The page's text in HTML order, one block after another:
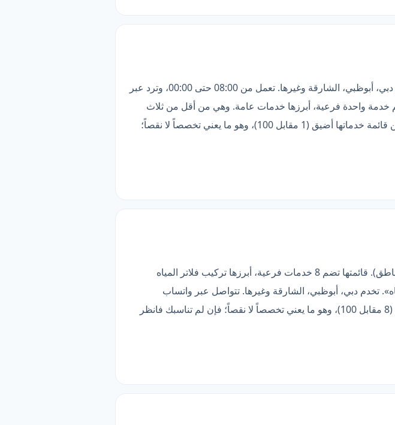
تتميّز «المحترف للصيانة» بأوسع تغطية في هذه المقارنة (8 مناطق). تخدم دبي، أبوظبي، الشارقة وغيرها. تعمل من 08:00 حتى 00:00، وترد عبر
خدمة واحدة فرعية، أبرزها خدمات عامة. وهي من أقل من ثلاث
شركات تقدّم «خدمات عامة». الأنسب لمن يبحث عن الأوسع تغطية — لكن قائمة خدماتها أضيق (1 مقابل 100)، وهو ما يعني تخصصاً لا نقصاً؛
الخيار الأوضح هنا هو «شركة العالمية»: أوسع تغطية في هذه المقارنة (8 مناطق). قائمتها تضم 8 خدمات فرعية، أبرزها تركيب فلاتر المياه
تخدم دبي، أبوظبي، الشارقة وغيرها. تتواصل عبر واتساب
مباشرة. الأنسب لمن يبحث عن الأوسع تغطية — لكن قائمة خدماتها أضيق (8 مقابل 100)، وهو ما يعني تخصصاً لا نقصاً؛ فإن لم تناسبك فانظر